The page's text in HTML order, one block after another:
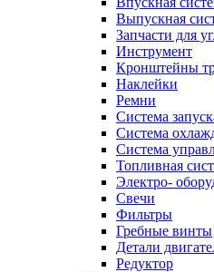
Выпускная
Запчасти для
Инструмент
Кронштейны
Наклейки
Ремни
Система
Система
Система
Топливная
Электро-
Свечи
Фильтры
Гребные винты
Детали
Редуктор